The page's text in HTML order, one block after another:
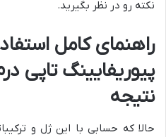
نکته رو در نظر بگیرید.
راهنمای کامل
پیوریفایینگ تاپی
نتیجه
حالا که حسابی با این ژل و